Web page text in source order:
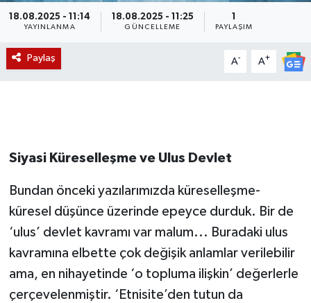
18.08.2025 - 11:14
YAYINLANMA
18.08.2025 - 11:25
GÜNCELLEME PAYLAŞIM
Paylaş A- A+
Siyasi Küreselleşme ve Ulus Devlet
Bundan önceki yazılarımızda küreselleşme-
küresel düşünce üzerinde epeyce durduk. Bir de
‘ulus’ devlet kavramı var malum... Buradaki ulus
kavramına elbette çok değişik anlamlar verilebilir
ama, en nihayetinde ‘o topluma ilişkin’ değerlerle
çerçevelenmiştir. ‘Etnisite’den tutun da